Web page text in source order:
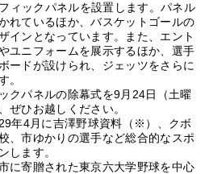
ィックパネルを設置します。パネル
れているほか、バスケットゴールの
インとなっています。また、エント
ユニフォームを展示するほか、選手
ードが設けられ、ジェッツをさらに
。
クパネルの除幕式を9月24日（土曜
ぜひお越しください。
年4月に吉澤野球資料（※）、クボ
、市ゆかりの選手など総合的なスポ
します。
に寄贈された東京六大学野球を中心